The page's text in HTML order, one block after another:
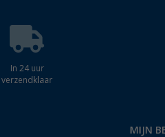
In 24 uur
verzendklaar
MIJN